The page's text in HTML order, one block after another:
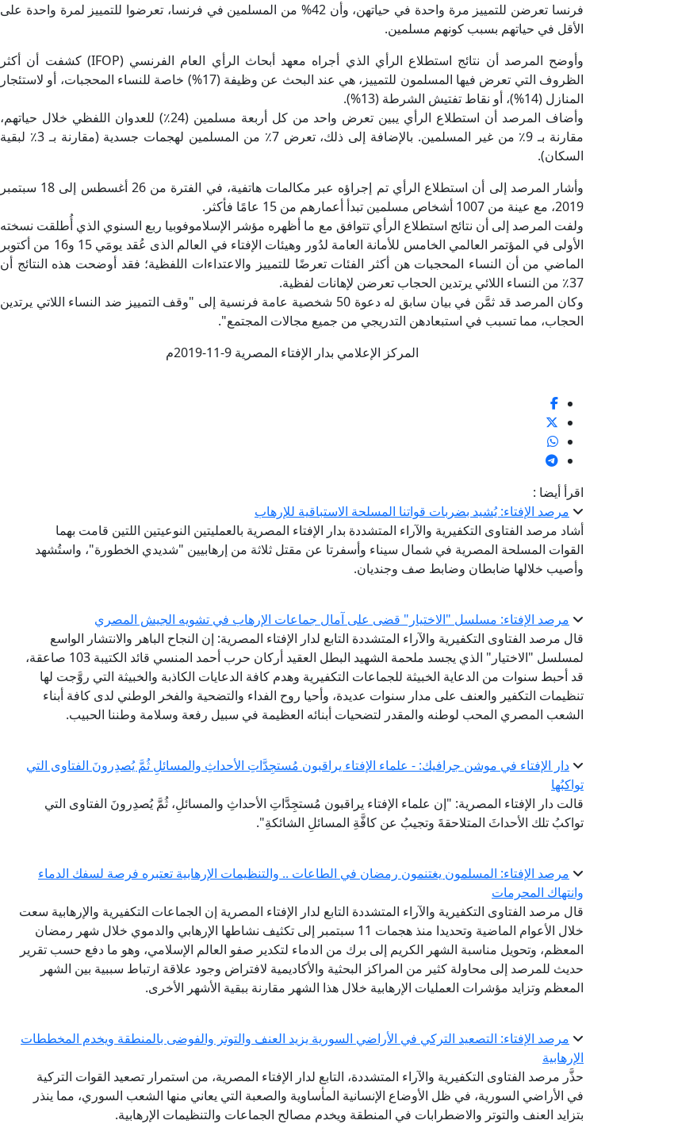
فرنسا تعرضن للتمييز مرة واحدة في حياتهن، وأن 42% من المسلمين في فرنسا، تعرضوا للتمييز لمرة واحدة على
الأقل في حياتهم بسبب كونهم مسلمين.
وأوضح المرصد أن نتائج استطلاع الرأي الذي أجراه معهد أبحاث الرأي العام الفرنسي (IFOP) كشفت أن أكثر
الظروف التي تعرض فيها المسلمون للتمييز، هي عند البحث عن وظيفة (17%) خاصة للنساء المحجبات، أو لاستئجار
المنازل (14%)، أو نقاط تفتيش الشرطة (13%).
وأضاف المرصد أن استطلاع الرأي يبين تعرض واحد من كل أربعة مسلمين (24٪) للعدوان اللفظي خلال حياتهم،
مقارنة بـ 9٪ من غير المسلمين. بالإضافة إلى ذلك، تعرض 7٪ من المسلمين لهجمات جسدية (مقارنة بـ 3٪ لبقية
السكان).
وأشار المرصد إلى أن استطلاع الرأي تم إجراؤه عبر مكالمات هاتفية، في الفترة من 26 أغسطس إلى 18 سبتمبر
2019، مع عينة من 1007 أشخاص مسلمين تبدأ أعمارهم من 15 عامًا فأكثر.
ولفت المرصد إلى أن نتائج استطلاع الرأي تتوافق مع ما أظهره مؤشر الإسلاموفوبيا ربع السنوي الذي أُطلقت نسخته
الأولى في المؤتمر العالمي الخامس للأمانة العامة لدُور وهيئات الإفتاء في العالم الذى عُقد يومَي 15 و16 من أكتوبر
الماضي من أن النساء المحجبات هن أكثر الفئات تعرضًا للتمييز والاعتداءات اللفظية؛ فقد أوضحت هذه النتائج أن
37٪ من النساء اللائي يرتدين الحجاب تعرضن لإهانات لفظية.
وكان المرصد قد ثمَّن في بيان سابق له دعوة 50 شخصية عامة فرنسية إلى "وقف التمييز ضد النساء اللاتي يرتدين
الحجاب، مما تسبب في استبعادهن التدريجي من جميع مجالات المجتمع".
المركز الإعلامي بدار الإفتاء المصرية 9-11-2019م
اقرأ أيضا :
مرصد الإفتاء: يُشيد بضربات قواتنا المسلحة الاستباقية للإرهاب
أشاد مرصد الفتاوى التكفيرية والآراء المتشددة بدار الإفتاء المصرية بالعمليتين النوعيتين اللتين قامت بهما
القوات المسلحة المصرية في شمال سيناء وأسفرتا عن مقتل ثلاثة من إرهابيين "شديدي الخطورة"، واستُشهد
وأصيب خلالها ضابطان وضابط صف وجنديان.
مرصد الإفتاء: مسلسل "الاختيار" قضى على آمال جماعات الإرهاب في تشويه الجيش المصري
قال مرصد الفتاوى التكفيرية والآراء المتشددة التابع لدار الإفتاء المصرية: إن النجاح الباهر والانتشار الواسع
لمسلسل "الاختيار" الذي يجسد ملحمة الشهيد البطل العقيد أركان حرب أحمد المنسي قائد الكتيبة 103 صاعقة،
قد أحبط سنوات من الدعاية الخبيثة للجماعات التكفيرية وهدم كافة الدعايات الكاذبة والخبيثة التي روَّجت لها
تنظيمات التكفير والعنف على مدار سنوات عديدة، وأحيا روح الفداء والتضحية والفخر الوطني لدى كافة أبناء
الشعب المصري المحب لوطنه والمقدر لتضحيات أبنائه العظيمة في سبيل رفعة وسلامة وطننا الحبيب.
دار الإفتاء في موشن جرافيك: - علماء الإفتاء يراقبون مُستجِدَّاتِ الأحداثِ والمسائلِ ثُمَّ يُصدِرونَ الفتاوى التي
تواكبُها
قالت دار الإفتاء المصرية: "إن علماء الإفتاء يراقبون مُستجِدَّاتِ الأحداثِ والمسائلِ، ثُمَّ يُصدِرونَ الفتاوى التي
تواكبُ تلك الأحداثَ المتلاحقةَ وتجيبُ عن كافَّةِ المسائلِ الشائكةِ".
مرصد الإفتاء: المسلمون يغتنمون رمضان في الطاعات .. والتنظيمات الإرهابية تعتبره فرصة لسفك الدماء
وانتهاك المحرمات
قال مرصد الفتاوى التكفيرية والآراء المتشددة التابع لدار الإفتاء المصرية إن الجماعات التكفيرية والإرهابية سعت
خلال الأعوام الماضية وتحديدا منذ هجمات 11 سبتمبر إلى تكثيف نشاطها الإرهابي والدموي خلال شهر رمضان
المعظم، وتحويل مناسبة الشهر الكريم إلى برك من الدماء لتكدير صفو العالم الإسلامي، وهو ما دفع حسب تقرير
حديث للمرصد إلى محاولة كثير من المراكز البحثية والأكاديمية لافتراض وجود علاقة ارتباط سببية بين الشهر
المعظم وتزايد مؤشرات العمليات الإرهابية خلال هذا الشهر مقارنة ببقية الأشهر الأخرى.
مرصد الإفتاء: التصعيد التركي في الأراضي السورية يزيد العنف والتوتر والفوضى بالمنطقة ويخدم المخططات
الإرهابية
حذَّر مرصد الفتاوى التكفيرية والآراء المتشددة، التابع لدار الإفتاء المصرية، من استمرار تصعيد القوات التركية
في الأراضي السورية، في ظل الأوضاع الإنسانية المأساوية والصعبة التي يعاني منها الشعب السوري، مما ينذر
بتزايد العنف والتوتر والاضطرابات في المنطقة ويخدم مصالح الجماعات والتنظيمات الإرهابية.